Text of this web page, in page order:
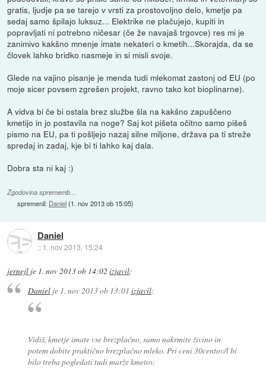
gratis, ljudje pa se tarejo v vrsti za prostovoljno delo, kmetje pa
sedaj samo špilajo luksuz... Elektrike ne plačujejo, kupiti in
popravljati ni potrebno ničesar (če že navajaš trgovce) res mi je
zanimivo kakšno mnenje imate nekateri o kmetih...Skorajda, da se
človek lahko bridko nasmeje in si misli svoje.
Glede na vajino pisanje je menda tudi mlekomat zastonj od EU (po
moje sicer povsem zgrešen projekt, ravno tako kot bioplinarne).
A vidva bi če bi ostala brez službe šla na kakšno zapuščeno
kmetijo in jo postavila na noge? Saj kot pišeta očitno samo pišeš
pismo na EU, pa ti pošljejo nazaj silne miljone, država pa ti streže
spredaj in zadaj, kje bi ti lahko kaj dala.
Dobra sta ni kaj :)
Zgodovina sprememb…
spremenil: Daniel(1. nov 2013 ob 15:05)
Daniel
:: 1. nov 2013, 15:24
jernejl je 1. nov 2013 ob 14:02 izjavil:
Danielje 1. nov 2013 ob 13:01 izjavil:
Vidiš, kmetje imate vse brezplačno, samo nakrmite živino in
potem dobite praktično brezplačno mleko. Pri ceni 30centov/l bi
bilo treba pogledati tudi marže kmetov.